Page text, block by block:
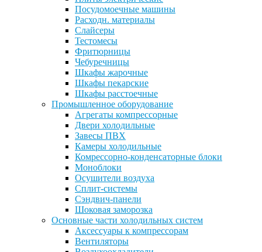
Посудомоечные машины
Расходн. материалы
Слайсеры
Тестомесы
Фритюрницы
Чебуречницы
Шкафы жарочные
Шкафы пекарские
Шкафы расстоечные
Промышленное оборудование
Агрегаты компрессорные
Двери холодильные
Завесы ПВХ
Камеры холодильные
Комрессорно-конденсаторные блоки
Моноблоки
Осушители воздуха
Сплит-системы
Сэндвич-панели
Шоковая заморозка
Основные части холодильных систем
Аксессуары к компрессорам
Вентиляторы